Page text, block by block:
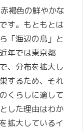
褐色の鮮やかな
す。もともとは
「海辺の鳥」と
年では東京都
、分布を拡大し
するため、それ
くらしに適して
した理由はわか
拡大しているイ